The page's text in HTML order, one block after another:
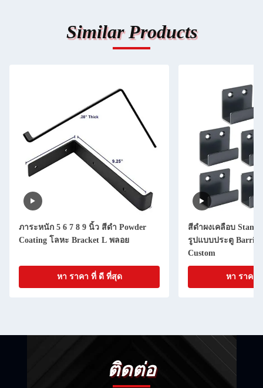
Similar Products
ภาระหนัก 5 6 7 8 9 นิ้ว สีดํา Powder
Coating โลหะ Bracket L พลอย
หา ราคา ที่ ดี ที่สุด
สีดําผงเคลือบ
รูปแบบประตู
Custom
หา ราคา
ติดต่อ